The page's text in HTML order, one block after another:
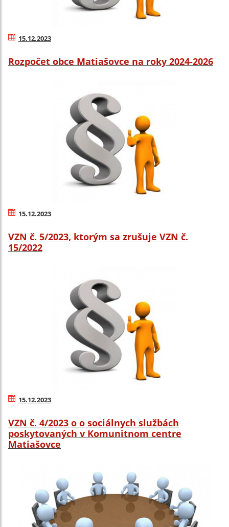
15.12.2023
Rozpočet obce Matiašovce na roky 2024-2026
15.12.2023
VZN č. 5/2023, ktorým sa zrušuje VZN č.
15/2022
15.12.2023
VZN č. 4/2023 o o sociálnych službách
poskytovaných v Komunitnom centre
Matiašovce